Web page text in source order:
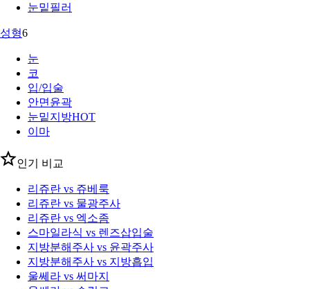
눈밑필러
성형6
눈
코
입/입술
안면윤곽
눈밑지방HOT
이마
인기 비교
리쥬란 vs 쥬베룩
리쥬란 vs 물광주사
리쥬란 vs 엑소좀
스마일라식 vs 렌즈삽입술
지방분해주사 vs 윤곽주사
지방분해주사 vs 지방흡입
울쎄라 vs 써마지